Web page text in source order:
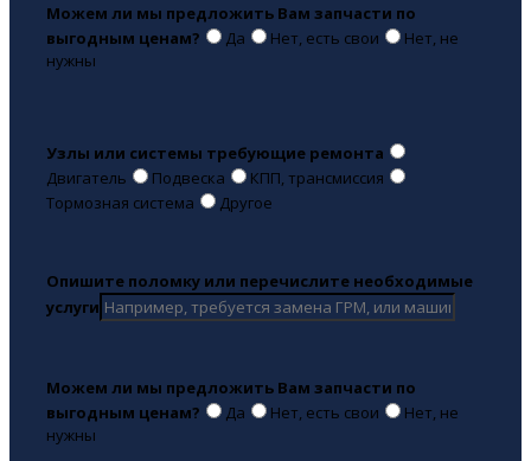
Можем ли мы предложить Вам запчасти по
выгодным ценам?
Да Нет, есть свои
Нет, не
нужны
Узлы или системы требующие ремонта
Двигатель
Подвеска
КПП, трансмиссия
Тормозная система
Другое
Опишите поломку или перечислите необходимые
услуги
Можем ли мы предложить Вам запчасти по
выгодным ценам?
Да Нет, есть свои
Нет, не
нужны